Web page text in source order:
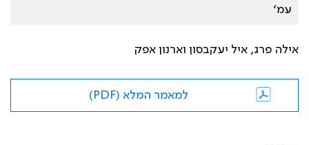
עמ׳
אילה פרג, איל יעקבסון וארנון אפק
למאמר המלא (PDF)